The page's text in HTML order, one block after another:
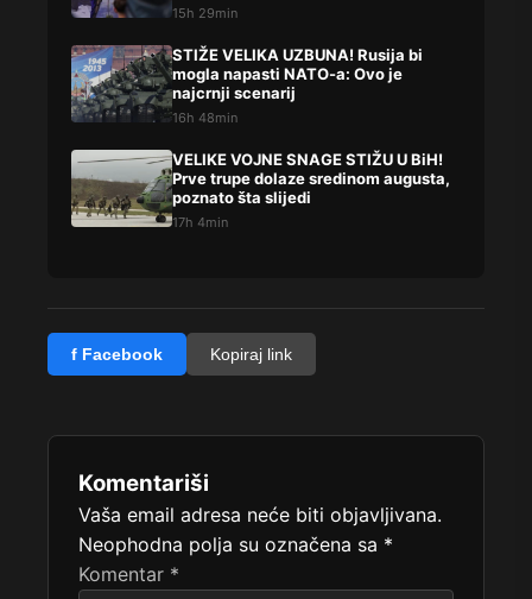
15h 29min
STIŽE VELIKA UZBUNA! Rusija bi
mogla napasti NATO-a: Ovo je
najcrnji scenarij
16h 48min
VELIKE VOJNE SNAGE STIŽU U BiH!
Prve trupe dolaze sredinom augusta,
poznato šta slijedi
17h 4min
f Facebook Kopiraj link
Komentariši
Vaša email adresa neće biti objavljivana.
Neophodna polja su označena sa *
Komentar *